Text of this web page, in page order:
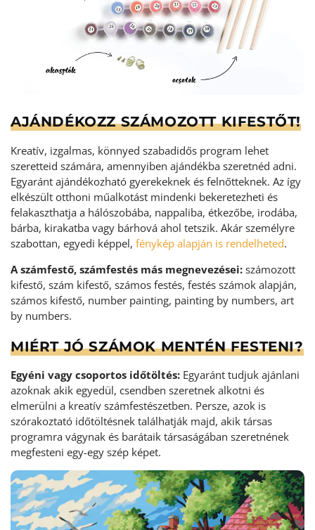
AJÁNDÉKOZZ SZÁMOZOTT KIFESTŐT!
Kreatív, izgalmas, könnyed szabadidős program lehet
szeretteid számára, amennyiben ajándékba szeretnéd adni.
Egyaránt ajándékozható gyerekeknek és felnőtteknek. Az így
elkészült otthoni műalkotást mindenki bekeretezheti és
felakaszthatja a hálószobába, nappaliba, étkezőbe, irodába,
bárba, kirakatba vagy bárhová ahol tetszik. Akár személyre
szabottan, egyedi képpel, fénykép alapján is rendelheted.
A számfestő, számfestés más megnevezései: számozott
kifestő, szám kifestő, számos festés, festés számok alapján,
számos kifestő, number painting, painting by numbers, art
by numbers.
MIÉRT JÓ SZÁMOK MENTÉN FESTENI?
Egyéni vagy csoportos időtöltés: Egyaránt tudjuk ajánlani
azoknak akik egyedül, csendben szeretnek alkotni és
elmerülni a kreatív számfestészetben. Persze, azok is
szórakoztató időtöltésnek találhatják majd, akik társas
programra vágynak és barátaik társaságában szeretnének
megfesteni egy-egy szép képet.